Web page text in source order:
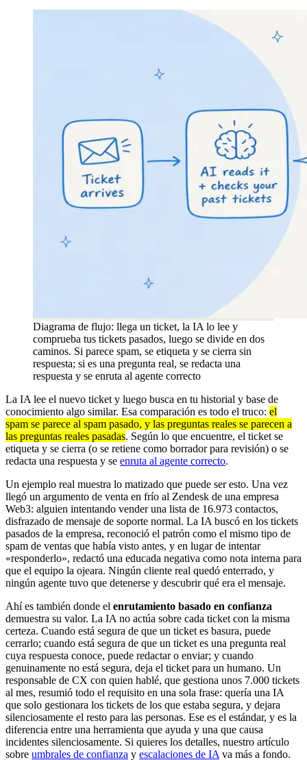
Diagrama de flujo: llega un ticket, la IA lo lee y
comprueba tus tickets pasados, luego se divide en dos
caminos. Si parece spam, se etiqueta y se cierra sin
respuesta; si es una pregunta real, se redacta una
respuesta y se enruta al agente correcto
La IA lee el nuevo ticket y luego busca en tu historial y base de
conocimiento algo similar. Esa comparación es todo el truco: el
spam se parece al spam pasado, y las preguntas reales se parecen a
las preguntas reales pasadas. Según lo que encuentre, el ticket se
etiqueta y se cierra (o se retiene como borrador para revisión) o se
redacta una respuesta y se enruta al agente correcto.
Un ejemplo real muestra lo matizado que puede ser esto. Una vez
llegó un argumento de venta en frío al Zendesk de una empresa
Web3: alguien intentando vender una lista de 16.973 contactos,
disfrazado de mensaje de soporte normal. La IA buscó en los tickets
pasados de la empresa, reconoció el patrón como el mismo tipo de
spam de ventas que había visto antes, y en lugar de intentar
«responderlo», redactó una educada negativa como nota interna para
que el equipo la ojeara. Ningún cliente real quedó enterrado, y
ningún agente tuvo que detenerse y descubrir qué era el mensaje.
Ahí es también donde el enrutamiento basado en confianza
demuestra su valor. La IA no actúa sobre cada ticket con la misma
certeza. Cuando está segura de que un ticket es basura, puede
cerrarlo; cuando está segura de que un ticket es una pregunta real
cuya respuesta conoce, puede redactar o enviar; y cuando
genuinamente no está segura, deja el ticket para un humano. Un
responsable de CX con quien hablé, que gestiona unos 7.000 tickets
al mes, resumió todo el requisito en una sola frase: quería una IA
que solo gestionara los tickets de los que estaba segura, y dejara
silenciosamente el resto para las personas. Ese es el estándar, y es la
diferencia entre una herramienta que ayuda y una que causa
incidentes silenciosamente. Si quieres los detalles, nuestro artículo
sobre umbrales de confianza y escalaciones de IA va más a fondo.